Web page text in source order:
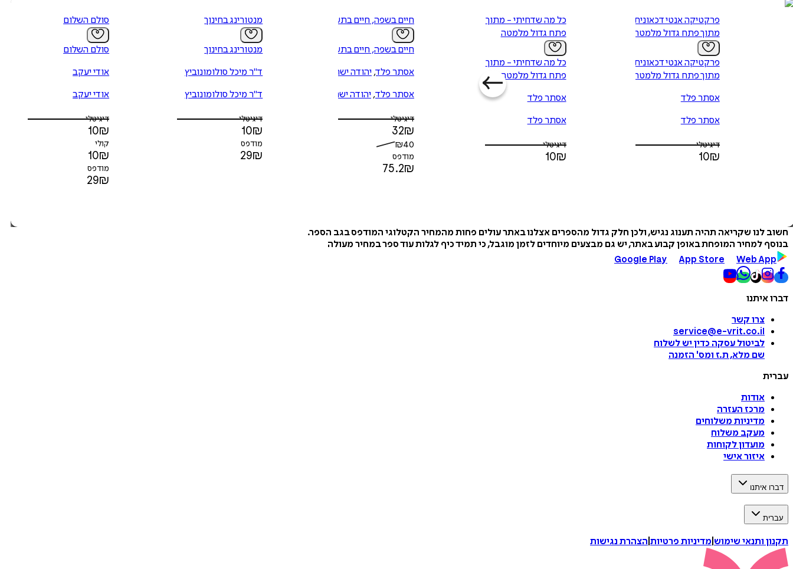
פרקטיקה אנטי דכאונית -
מתוך פתח גדול מלמטה
פרקטיקה אנטי דכאונית -
מתוך פתח גדול מלמטה
אסתר פלד
אסתר פלד
דיגיטלי
10₪
כל מה שדחיתי - מתוך
פתח גדול מלמטה
כל מה שדחיתי - מתוך
פתח גדול מלמטה
אסתר פלד
אסתר פלד
דיגיטלי
10₪
חיים בשפה, חיים בתשוקה
חיים בשפה, חיים בתשוקה
אסתר פלד, יהודה ישראלי
אסתר פלד, יהודה ישראלי
דיגיטלי
32₪
₪40
מודפס
75.2₪
מנטורינג בחינוך
מנטורינג בחינוך
ד"ר מיכל סולומונוביץ
ד"ר מיכל סולומונוביץ
דיגיטלי
10₪
מודפס
29₪
סולם השלום
סולם השלום
אודי יעקב
אודי יעקב
דיגיטלי
10₪
קולי
10₪
מודפס
29₪
חשוב לנו שקריאה תהיה תענוג נגיש, ולכן חלק גדול מהספרים אצלנו באתר עולים פחות מהמחיר הקטלוגי המודפס בגב הספר.
בנוסף למחיר המופחת באופן קבוע באתר, יש גם מבצעים מיוחדים לזמן מוגבל, כי תמיד כיף לגלות עוד ספר במחיר מעולה
Google Play
App Store Web App
דברו איתנו
צרו קשר
service@e-vrit.co.il
לביטול עסקה כדין יש לשלוח
שם מלא, ת.ז ומס' הזמנה
עברית
אודות
מרכז העזרה
מדיניות משלוחים
מעקב משלוח
מועדון לקוחות
איזור אישי
דברו איתנו
עברית
תקנון ותנאי שימוש מדיניות פרטיות הצהרת נגישות